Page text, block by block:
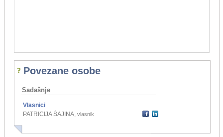
Povezane osobe
Sadašnje
Vlasnici
PATRICIJA ŠAJINA, vlasnik